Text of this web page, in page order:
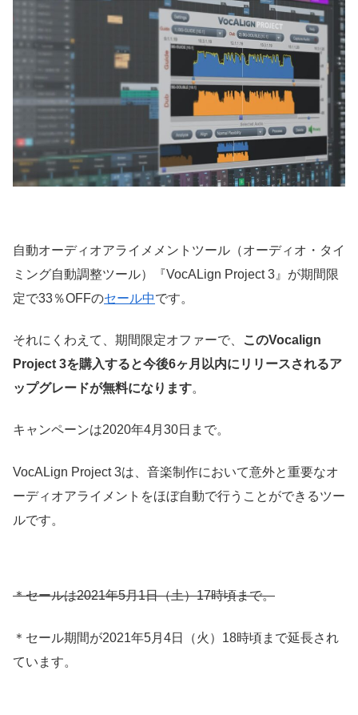
自動オーディオアライメメントツール（オーディオ・タイ
ミング自動調整ツール）『VocALign Project 3』が期間限
定で33％OFFのセール中です。
それにくわえて、期間限定オファーで、
このVocalign
Project 3を購入すると今後6ヶ月以内にリリースされるア
ップグレードが無料になります。
キャンペーンは2020年4月30日まで。
VocALign Project 3は、音楽制作において意外と重要なオ
ーディオアライメントをほぼ自動で行うことができるツー
ルです。
＊セールは2021年5月1日（土）17時頃まで。
＊セール期間が2021年5月4日（火）18時頃まで延長され
ています。